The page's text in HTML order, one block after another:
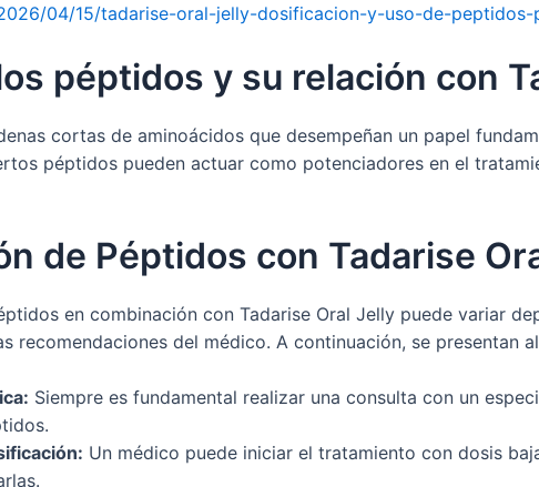
04/15/tadarise-oral-jelly-dosificacion-y-uso-de-
péptidos y su relación con
cortas de aminoácidos que desempeñan un papel
péptidos pueden actuar como potenciadores en el
de Péptidos con Tadarise
en combinación con Tadarise Oral Jelly puede variar
recomendaciones del médico. A continuación, se presentan
Siempre es fundamental realizar una consulta con un
Un médico puede iniciar el tratamiento con dosis